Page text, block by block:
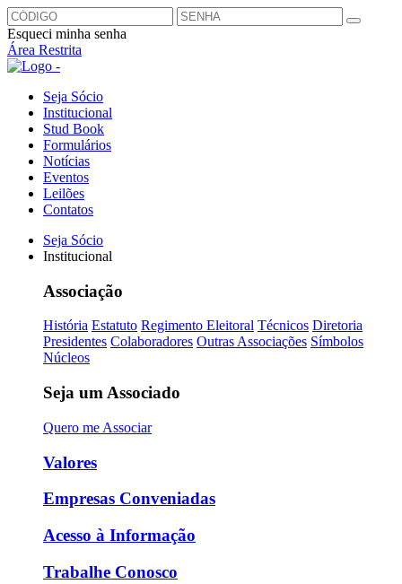
Esqueci minha senha
Área Restrita
Seja Sócio
Institucional
Stud Book
Formulários
Notícias
Eventos
Leilões
Contatos
Seja Sócio
Institucional
Associação
História Estatuto Regimento Eleitoral Técnicos Diretoria
Presidentes Colaboradores Outras Associações Símbolos
Núcleos
Seja um Associado
Quero me Associar
Valores
Empresas Conveniadas
Acesso à Informação
Trabalhe Conosco